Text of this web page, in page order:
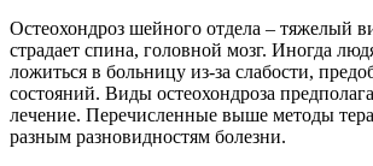
Остеохондроз шейного отдела – тяжелый
страдает спина, головной мозг. Иногда
ложиться в больницу из-за слабости,
состояний. Виды остеохондроза
лечение. Перечисленные выше методы
разным разновидностям болезни.